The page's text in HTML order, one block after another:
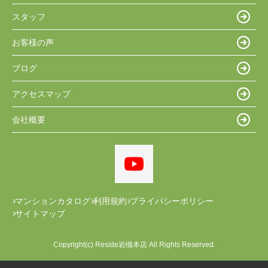
スタッフ
お客様の声
ブログ
アクセスマップ
会社概要
マンションカタログ 利用規約 プライバシーポリシー
サイトマップ
Copyright(c) Reside岩槻本店 All Rights Reserved.